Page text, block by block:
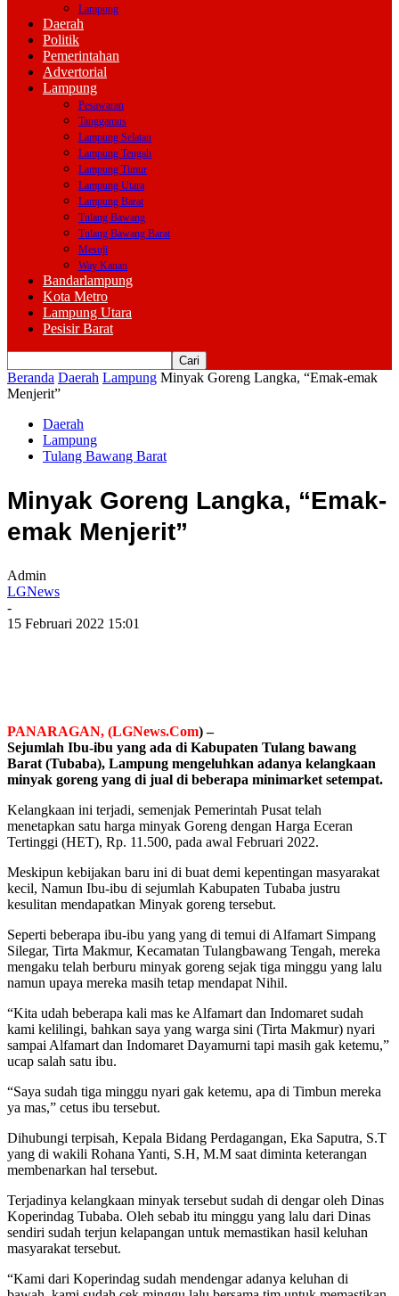
Lampung
Daerah
Politik
Pemerintahan
Advertorial
Lampung
Pesawaran
Tanggamus
Lampung Selatan
Lampung Tengah
Lampung Timur
Lampung Utara
Lampung Barat
Tulang Bawang
Tulang Bawang Barat
Mesuji
Way Kanan
Bandarlampung
Kota Metro
Lampung Utara
Pesisir Barat
Beranda Daerah Lampung Minyak Goreng Langka, “Emak-emak
Menjerit”
Daerah
Lampung
Tulang Bawang Barat
Minyak Goreng Langka, “Emak-
emak Menjerit”
Admin
LGNews
-
15 Februari 2022 15:01
PANARAGAN, (LGNews.Com) –
Sejumlah Ibu-ibu yang ada di Kabupaten Tulang bawang
Barat (Tubaba), Lampung mengeluhkan adanya kelangkaan
minyak goreng yang di jual di beberapa minimarket setempat.
Kelangkaan ini terjadi, semenjak Pemerintah Pusat telah
menetapkan satu harga minyak Goreng dengan Harga Eceran
Tertinggi (HET), Rp. 11.500, pada awal Februari 2022.
Meskipun kebijakan baru ini di buat demi kepentingan masyarakat
kecil, Namun Ibu-ibu di sejumlah Kabupaten Tubaba justru
kesulitan mendapatkan Minyak goreng tersebut.
Seperti beberapa ibu-ibu yang yang di temui di Alfamart Simpang
Silegar, Tirta Makmur, Kecamatan Tulangbawang Tengah, mereka
mengaku telah berburu minyak goreng sejak tiga minggu yang lalu
namun upaya mereka masih tetap mendapat Nihil.
“Kita udah beberapa kali mas ke Alfamart dan Indomaret sudah
kami kelilingi, bahkan saya yang warga sini (Tirta Makmur) nyari
sampai Alfamart dan Indomaret Dayamurni tapi masih gak ketemu,”
ucap salah satu ibu.
“Saya sudah tiga minggu nyari gak ketemu, apa di Timbun mereka
ya mas,” cetus ibu tersebut.
Dihubungi terpisah, Kepala Bidang Perdagangan, Eka Saputra, S.T
yang di wakili Rohana Yanti, S.H, M.M saat diminta keterangan
membenarkan hal tersebut.
Terjadinya kelangkaan minyak tersebut sudah di dengar oleh Dinas
Koperindag Tubaba. Oleh sebab itu minggu yang lalu dari Dinas
sendiri sudah terjun kelapangan untuk memastikan hasil keluhan
masyarakat tersebut.
“Kami dari Koperindag sudah mendengar adanya keluhan di